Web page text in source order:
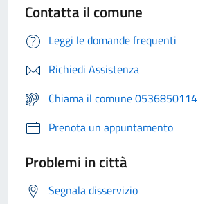
Contatta il comune
Leggi le domande frequenti
Richiedi Assistenza
Chiama il comune 0536850114
Prenota un appuntamento
Problemi in città
Segnala disservizio